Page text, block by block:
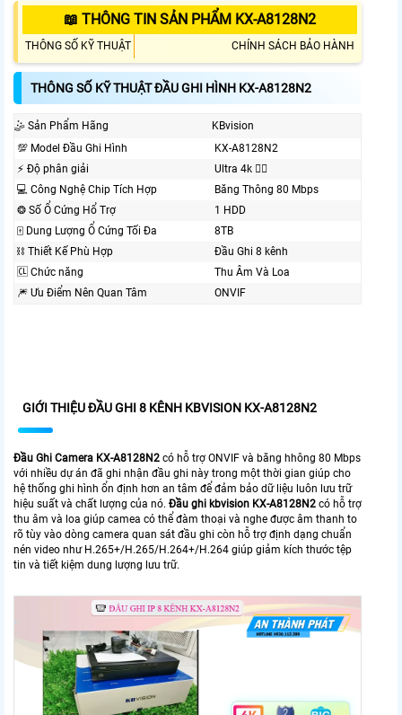
📖 THÔNG TIN SẢN PHẨM KX-A8128N2
THÔNG SỐ KỸ THUẬT CHÍNH SÁCH BẢO HÀNH
THÔNG SỐ KỸ THUẬT ĐẦU GHI HÌNH KX-A8128N2
🤹 Sản Phẩm Hãng
KBvision
💯 Model Đầu Ghi Hình
KX-A8128N2
️⚡ Độ phân giải
Ultra 4k 👍🏾
💻 Công Nghệ Chip Tích Hợp
Băng Thông 80 Mbps
❂ Số Ổ Cứng Hổ Trợ
1 HDD
🀄 Dung Lượng Ổ Cứng Tối Đa
8TB
⛓ Thiết Kế Phù Hợp
Đầu Ghi 8 kênh
🆑 Chức năng
Thu Âm Và Loa
🎆 Ưu Điểm Nên Quan Tâm
ONVIF
GIỚI THIỆU ĐẦU GHI 8 KÊNH KBVISION KX-A8128N2
Đầu Ghi Camera KX-A8128N2 có hỗ trợ ONVIF và băng hhông 80 Mbps
với nhiều dự án đã ghi nhận đầu ghi này trong một thời gian giúp cho
hệ thống ghi hình ổn định hơn an tâm để đảm bảo dữ liệu luôn lưu trữ
hiệu suất và chất lượng của nó. Đầu ghi kbvision KX-A8128N2 có hỗ trợ
thu âm và loa giúp camea có thể đàm thoại và nghe được âm thanh to
rõ tùy vào dòng camera quan sát đầu ghi còn hỗ trợ định dạng chuẩn
nén video như H.265+/H.265/H.264+/H.264 giúp giảm kích thước tệp
tin và tiết kiệm dung lượng lưu trữ.